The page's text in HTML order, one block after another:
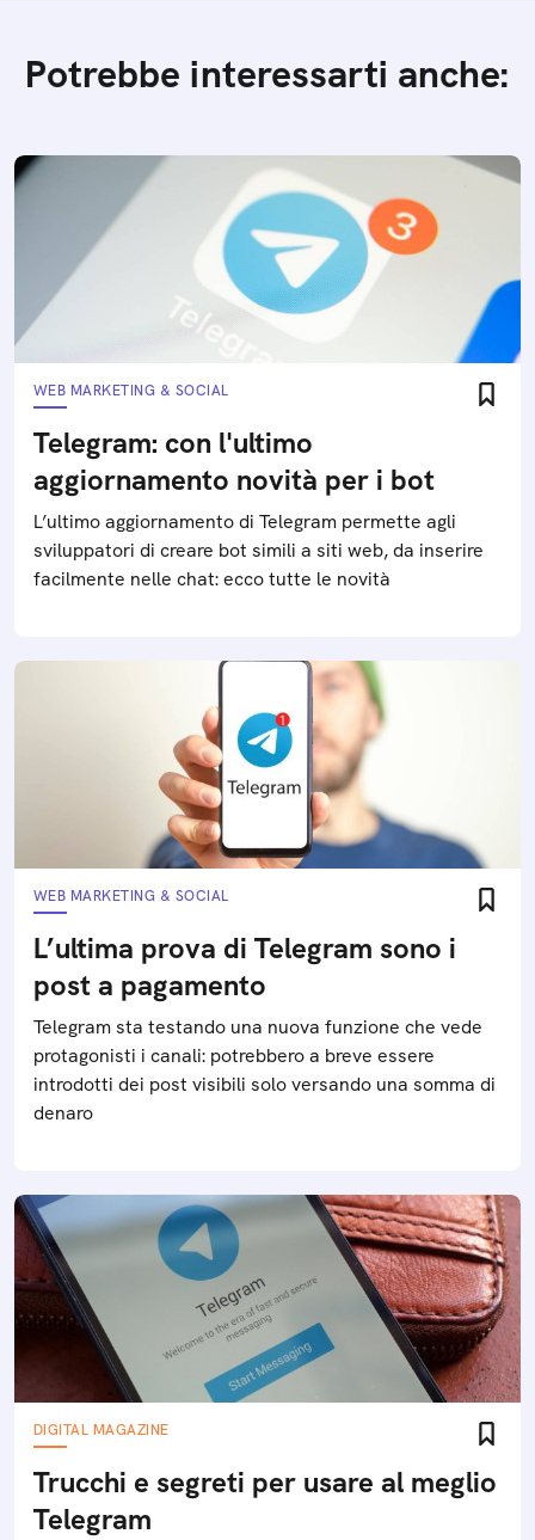
Potrebbe interessarti anche:
WEB MARKETING & SOCIAL
Telegram: con l'ultimo
aggiornamento novità per i bot
L’ultimo aggiornamento di Telegram permette agli
sviluppatori di creare bot simili a siti web, da inserire
facilmente nelle chat: ecco tutte le novità
WEB MARKETING & SOCIAL
L’ultima prova di Telegram sono i
post a pagamento
Telegram sta testando una nuova funzione che vede
protagonisti i canali: potrebbero a breve essere
introdotti dei post visibili solo versando una somma di
denaro
DIGITAL MAGAZINE
Trucchi e segreti per usare al meglio
Telegram